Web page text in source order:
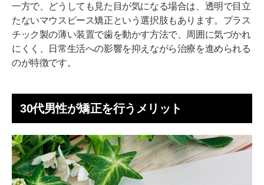
一方で、どうしても見た目が気になる場合は、透明で目立
たないマウスピース矯正という選択肢もあります。プラス
チック製の薄い装置で歯を動かす方法で、周囲に気づかれ
にくく、日常生活への影響を抑えながら治療を進められる
のが特徴です。
30代男性が矯正を行うメリット